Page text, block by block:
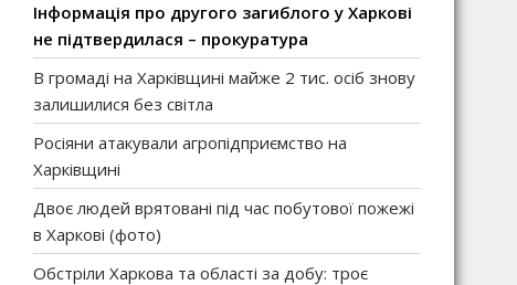
Інформація про другого загиблого у Харкові
не підтвердилася – прокуратура
В громаді на Харківщині майже 2 тис. осіб знову
залишилися без світла
Росіяни атакували агропідприємство на
Харківщині
Двоє людей врятовані під час побутової пожежі
в Харкові (фото)
Обстріли Харкова та області за добу: троє